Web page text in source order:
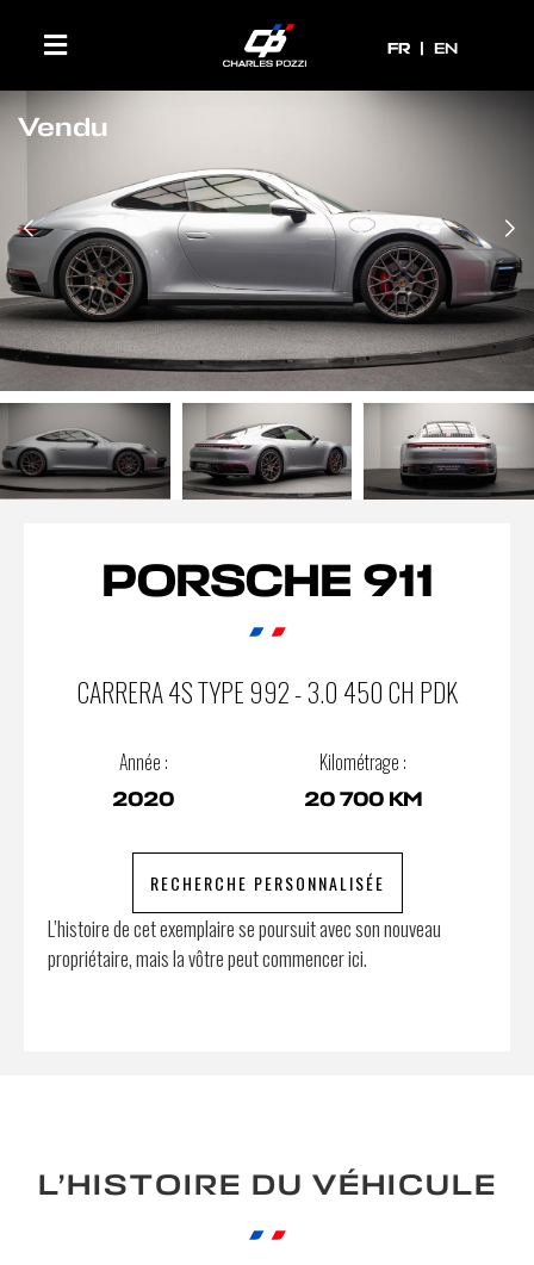
FR
FR EN
Vendu
PORSCHE 911
CARRERA 4S TYPE 992 - 3.0 450 CH PDK
Année :
2020
Kilométrage :
20 700 KM
RECHERCHE PERSONNALISÉE
L’histoire de cet exemplaire se poursuit avec son nouveau
propriétaire, mais la vôtre peut commencer ici.
L’HISTOIRE DU VÉHICULE